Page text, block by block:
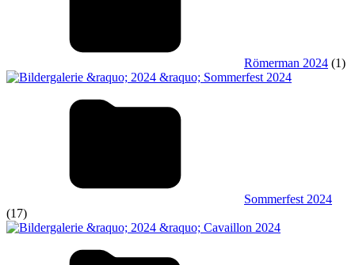
Römerman 2024 (1)
Sommerfest 2024
(17)